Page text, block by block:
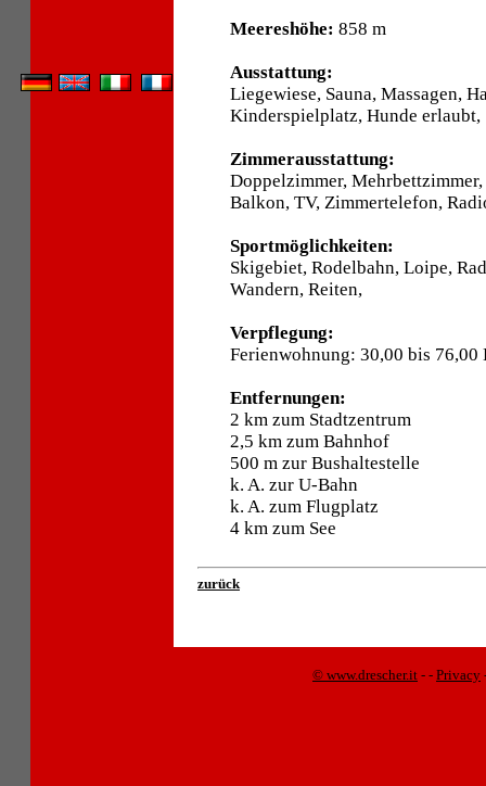
Meereshöhe: 858 m
Ausstattung:
Liegewiese, Sauna, Massagen,
Kinderspielplatz, Hunde erlaubt,
Zimmerausstattung:
Doppelzimmer,
Balkon, TV, Zimmertelefon,
Sportmöglichkeiten:
Skigebiet, Rodelbahn, Loipe,
Wandern, Reiten,
Verpflegung:
Ferienwohnung: 30,00 bis
Entfernungen:
2 km zum Stadtzentrum
2,5 km zum Bahnhof
500 m zur Bushaltestelle
k. A. zur U-Bahn
k. A. zum Flugplatz
4 km zum See
zurück
© www.drescher.it - - Privacy